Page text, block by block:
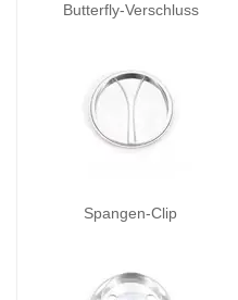
Butterfly-Verschluss
Spangen-Clip